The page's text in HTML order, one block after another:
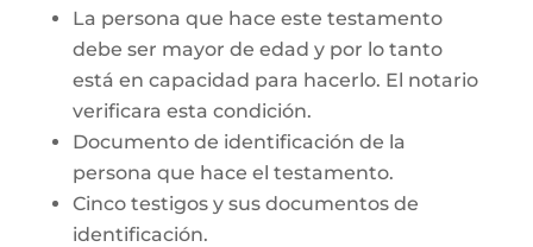
La persona que hace este testamento
debe ser mayor de edad y por lo tanto
está en capacidad para hacerlo. El notario
verificara esta condición.
Documento de identificación de la
persona que hace el testamento.
Cinco testigos y sus documentos de
identificación.